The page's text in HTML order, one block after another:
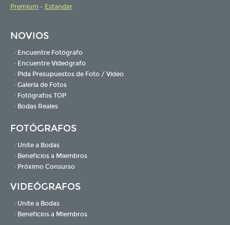
Premium - Estandar
NOVIOS
· Encuentre Fotógrafo
· Encuentre Videógrafo
· Pida Presupuestos de Foto / Video
· Galería de Fotos
· Fotógrafos TOP
· Bodas Reales
FOTÓGRAFOS
· Unite a Bodas
· Beneficios a Miembros
· Próximo Consurso
VIDEÓGRAFOS
· Unite a Bodas
· Beneficios a Miembros